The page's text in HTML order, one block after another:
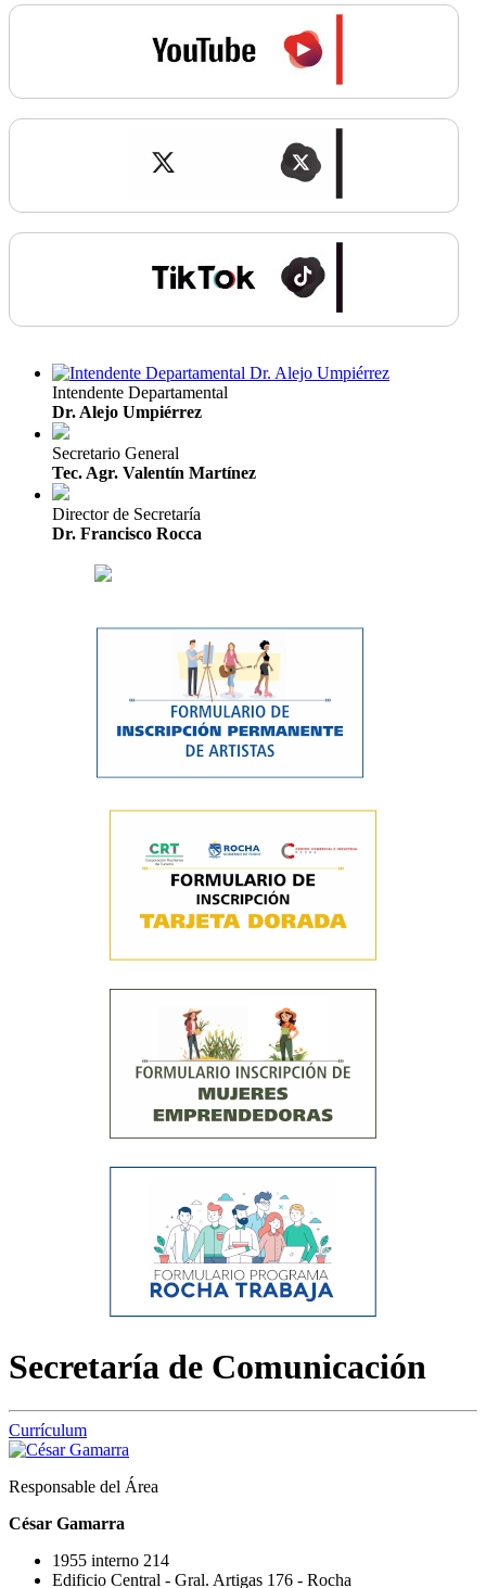
Intendente Departamental
Dr. Alejo Umpiérrez
Secretario General
Tec. Agr. Valentín Martínez
Director de Secretaría
Dr. Francisco Rocca
Secretaría de Comunicación
Currículum
Responsable del Área
César Gamarra
1955 interno 214
Edificio Central - Gral. Artigas 176 - Rocha